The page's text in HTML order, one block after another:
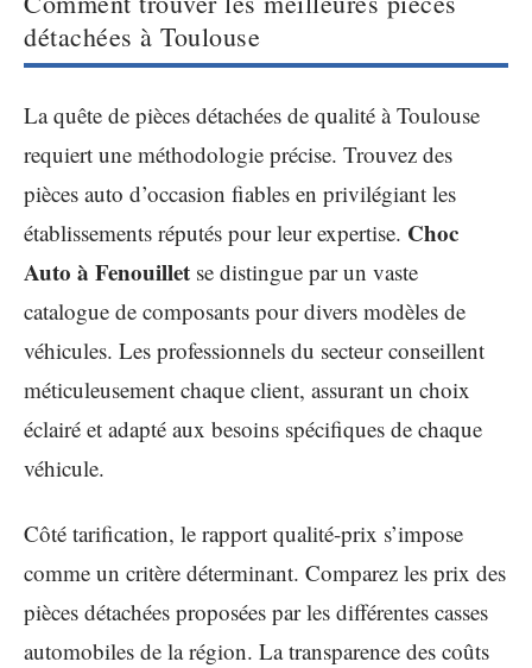
détachées à Toulouse
La quête de pièces détachées de qualité à Toulouse
requiert une méthodologie précise. Trouvez des
pièces auto d’occasion fiables en privilégiant les
établissements réputés pour leur expertise. Choc
Auto à Fenouillet se distingue par un vaste
catalogue de composants pour divers modèles de
véhicules. Les professionnels du secteur conseillent
méticuleusement chaque client, assurant un choix
éclairé et adapté aux besoins spécifiques de chaque
véhicule.
Côté tarification, le rapport qualité-prix s’impose
comme un critère déterminant. Comparez les prix des
pièces détachées proposées par les différentes casses
automobiles de la région. La transparence des coûts